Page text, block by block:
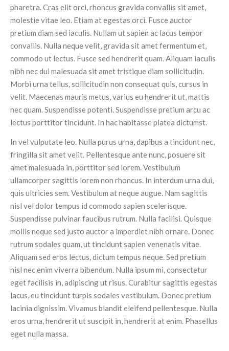
pharetra. Cras elit orci, rhoncus gravida convallis sit amet,
molestie vitae leo. Etiam at egestas orci. Fusce auctor
pretium diam sed iaculis. Nullam ut sapien ac lacus tempor
convallis. Nulla neque velit, gravida sit amet fermentum et,
commodo ut lectus. Fusce sed hendrerit quam. Aliquam iaculis
nibh nec dui malesuada sit amet tristique diam sollicitudin.
Morbi urna tellus, sollicitudin non consequat quis, cursus in
velit. Maecenas mauris metus, varius eu hendrerit ut, mattis
nec quam. Suspendisse potenti. Suspendisse pretium arcu ac
lectus porttitor tincidunt. In hac habitasse platea dictumst.
In vel vulputate leo. Nulla purus urna, dapibus a tincidunt nec,
fringilla sit amet velit. Pellentesque ante nunc, posuere sit
amet malesuada in, porttitor sed lorem. Vestibulum
ullamcorper sagittis lorem non rhoncus. In interdum urna dui,
quis ultricies sem. Vestibulum at neque augue. Nam sagittis
nisl vel dolor tempus id commodo sapien scelerisque.
Suspendisse pulvinar faucibus rutrum. Nulla facilisi. Quisque
mollis neque sed justo auctor a imperdiet nibh ornare. Donec
rutrum sodales quam, ut tincidunt sapien venenatis vitae.
Aliquam sed eros lectus, dictum tempus neque. Sed pretium
nisl nec enim viverra bibendum. Nulla ipsum mi, consectetur
eget facilisis in, adipiscing ut risus. Curabitur sagittis egestas
lacus, eu tincidunt turpis sodales vestibulum. Donec pretium
lacinia dignissim. Vivamus blandit eleifend pellentesque. Nulla
eros urna, hendrerit ut suscipit in, hendrerit at enim. Phasellus
eget nulla massa.